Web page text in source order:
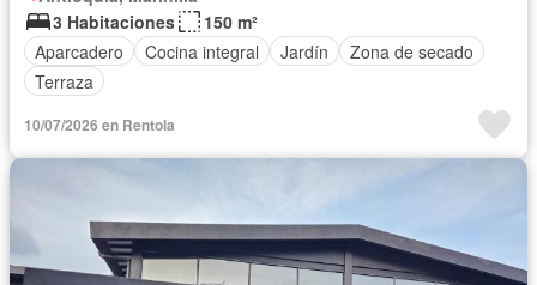
3 Habitaciones
150 m²
Aparcadero
Cocina integral Jardín
Zona de secado
Terraza
10/07/2026 en Rentola